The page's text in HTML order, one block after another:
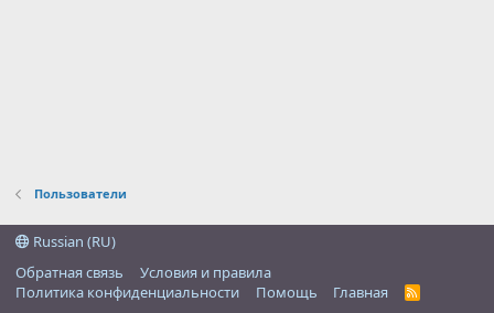
Пользователи
Russian (RU)
Обратная связь
Условия и правила
Политика конфиденциальности
Помощь Главная
R